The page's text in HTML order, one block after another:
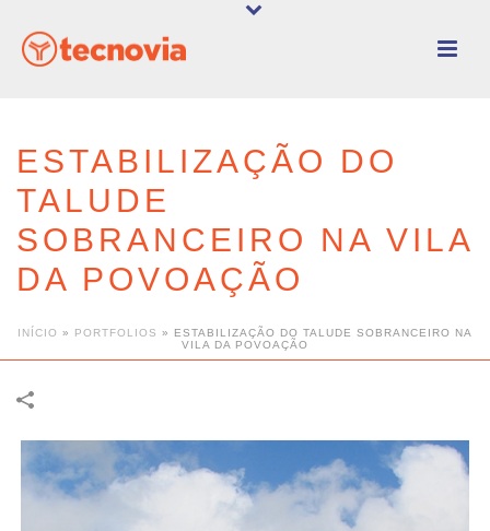
ESTABILIZAÇÃO DO
TALUDE
SOBRANCEIRO NA VILA
DA POVOAÇÃO
INÍCIO » PORTFOLIOS » ESTABILIZAÇÃO DO TALUDE SOBRANCEIRO NA
VILA DA POVOAÇÃO